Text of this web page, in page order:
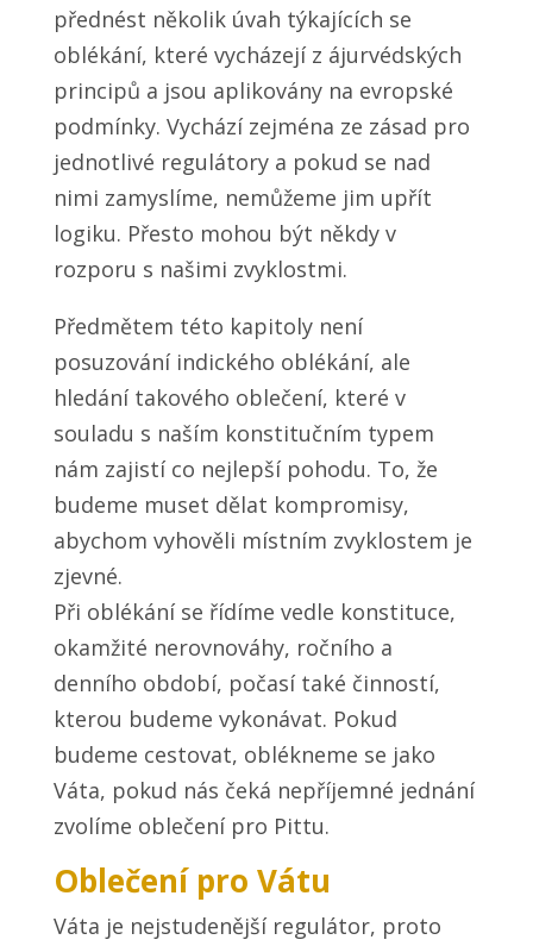
přednést několik úvah týkajících se
oblékání, které vycházejí z ájurvédských
principů a jsou aplikovány na evropské
podmínky. Vychází zejména ze zásad pro
jednotlivé regulátory a pokud se nad
nimi zamyslíme, nemůžeme jim upřít
logiku. Přesto mohou být někdy v
rozporu s našimi zvyklostmi.
Předmětem této kapitoly není
posuzování indického oblékání, ale
hledání takového oblečení, které v
souladu s naším konstitučním typem
nám zajistí co nejlepší pohodu. To, že
budeme muset dělat kompromisy,
abychom vyhověli místním zvyklostem je
zjevné.
Při oblékání se řídíme vedle konstituce,
okamžité nerovnováhy, ročního a
denního období, počasí také činností,
kterou budeme vykonávat. Pokud
budeme cestovat, oblékneme se jako
Váta, pokud nás čeká nepříjemné jednání
zvolíme oblečení pro Pittu.
Oblečení pro Vátu
Váta je nejstudenější regulátor, proto